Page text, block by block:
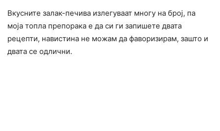
Вкусните залак-печива излегуваат многу на број, па
моја топла препорака е да си ги запишете двата
рецепти, навистина не можам да фаворизирам, зашто и
двата се одлични.